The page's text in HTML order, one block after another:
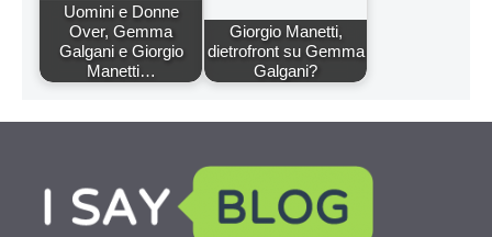
Uomini e Donne
Over, Gemma
Galgani e Giorgio
Manetti…
Giorgio Manetti,
dietrofront su Gemma
Galgani?